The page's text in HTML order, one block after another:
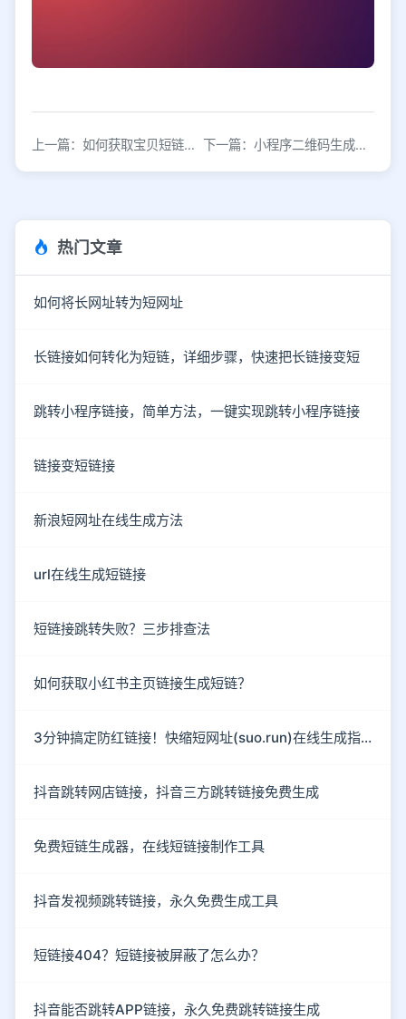
上一篇：如何获取宝贝短链接？宝贝短链接生成工具 下一篇：小程序二维码生成工具高效制作与便捷分享指南
热门文章
如何将长网址转为短网址
长链接如何转化为短链，详细步骤，快速把长链接变短
跳转小程序链接，简单方法，一键实现跳转小程序链接
链接变短链接
新浪短网址在线生成方法
url在线生成短链接
短链接跳转失败？三步排查法
如何获取小红书主页链接生成短链？
3分钟搞定防红链接！快缩短网址(suo.run)在线生成指南
抖音跳转网店链接，抖音三方跳转链接免费生成
免费短链生成器，在线短链接制作工具
抖音发视频跳转链接，永久免费生成工具
短链接404？短链接被屏蔽了怎么办？
抖音能否跳转APP链接，永久免费跳转链接生成